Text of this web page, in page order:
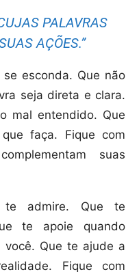
PALAVRAS
AÇÕES.”
esconda. Que não
seja direta e clara.
mal entendido. Que
faça. Fique com
suas
te admire. Que te
te apoie quando
você. Que te ajude a
Fique com